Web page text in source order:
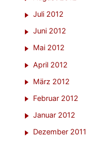
Juli 2012
Juni 2012
Mai 2012
April 2012
März 2012
Februar 2012
Januar 2012
Dezember 2011